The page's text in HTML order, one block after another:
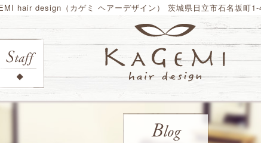
hair design（カゲミ ヘアーデザイン） 茨城県日立市石名坂町